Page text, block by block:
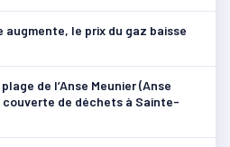
augmente, le prix du gaz baisse
de l’Anse Meunier (Anse
de déchets à Sainte-